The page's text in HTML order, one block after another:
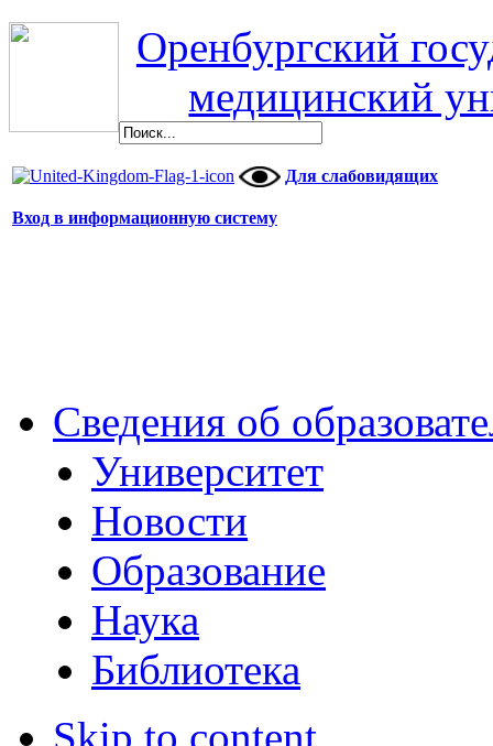
Оренбургский
медицинский
Для слабовидящих
Вход в информационную систему
Сведения об
Университет
Новости
Образование
Наука
Библиотека